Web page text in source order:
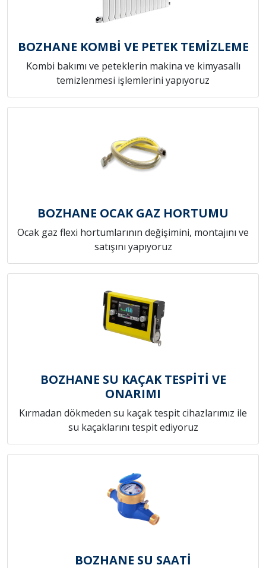
BOZHANE KOMBİ VE PETEK TEMİZLEME
Kombi bakımı ve peteklerin makina ve kimyasallı
temizlenmesi işlemlerini yapıyoruz
BOZHANE OCAK GAZ HORTUMU
Ocak gaz flexi hortumlarının değişimini, montajını ve
satışını yapıyoruz
BOZHANE SU KAÇAK TESPİTİ VE
ONARIMI
Kırmadan dökmeden su kaçak tespit cihazlarımız ile
su kaçaklarını tespit ediyoruz
BOZHANE SU SAATİ